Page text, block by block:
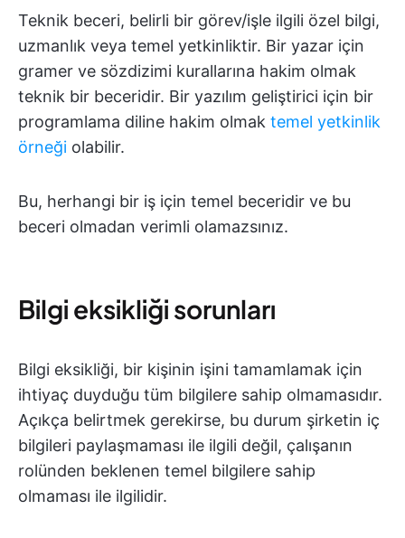
Teknik beceri, belirli bir görev/işle ilgili özel bilgi,
uzmanlık veya temel yetkinliktir. Bir yazar için
gramer ve sözdizimi kurallarına hakim olmak
teknik bir beceridir. Bir yazılım geliştirici için bir
programlama diline hakim olmak temel yetkinlik
örneği olabilir.
Bu, herhangi bir iş için temel beceridir ve bu
beceri olmadan verimli olamazsınız.
Bilgi eksikliği sorunları
Bilgi eksikliği, bir kişinin işini tamamlamak için
ihtiyaç duyduğu tüm bilgilere sahip olmamasıdır.
Açıkça belirtmek gerekirse, bu durum şirketin iç
bilgileri paylaşmaması ile ilgili değil, çalışanın
rolünden beklenen temel bilgilere sahip
olmaması ile ilgilidir.